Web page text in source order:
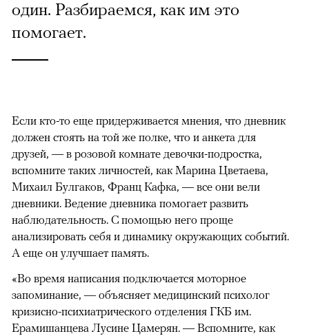
один. Разбираемся, как им это
помогает.
Если кто-то еще придерживается мнения, что дневник
должен стоять на той же полке, что и анкета для
друзей, — в розовой комнате девочки-подростка,
вспомните таких личностей, как Марина Цветаева,
Михаил Булгаков, Франц Кафка, — все они вели
дневники. Ведение дневника помогает развить
наблюдательность. С помощью него проще
анализировать себя и динамику окружающих событий.
А еще он улучшает память.
«Во время написания подключается моторное
запоминание, — объясняет медицинский психолог
кризисно-психиатрического отделения ГКБ им.
Ерамишанцева Лусине Цамерян. — Вспомните, как